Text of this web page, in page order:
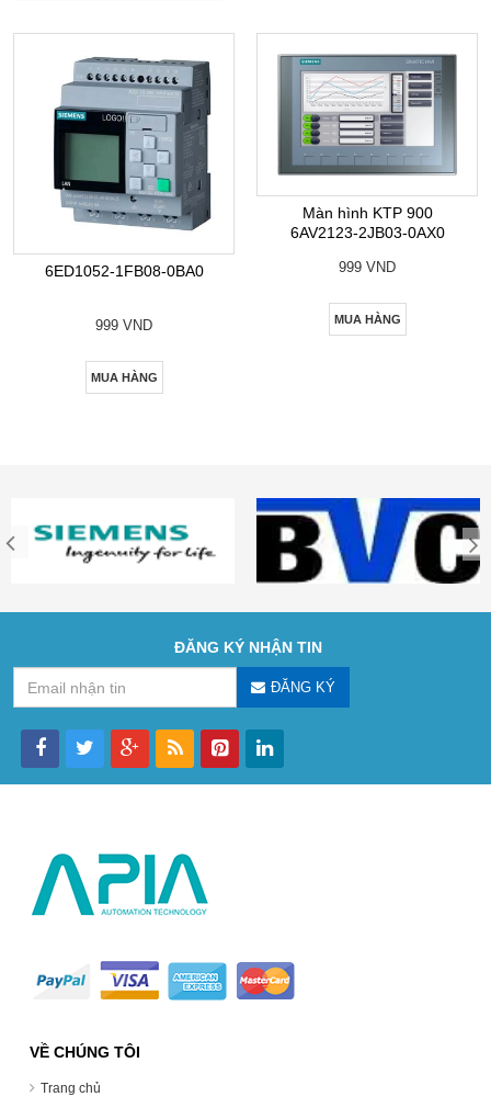
6ED1052-1FB08-0BA0
999 VND
MUA HÀNG
Màn hình KTP 900
6AV2123-2JB03-0AX0
999 VND
MUA HÀNG
ĐĂNG KÝ NHẬN TIN
ĐĂNG KÝ
VỀ CHÚNG TÔI
Trang chủ